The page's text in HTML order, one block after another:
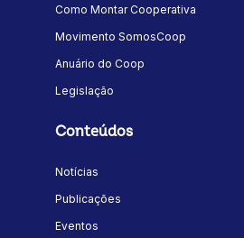
Como Montar Cooperativa
Movimento SomosCoop
Anuário do Coop
Legislação
Conteúdos
Notícias
Publicações
Eventos